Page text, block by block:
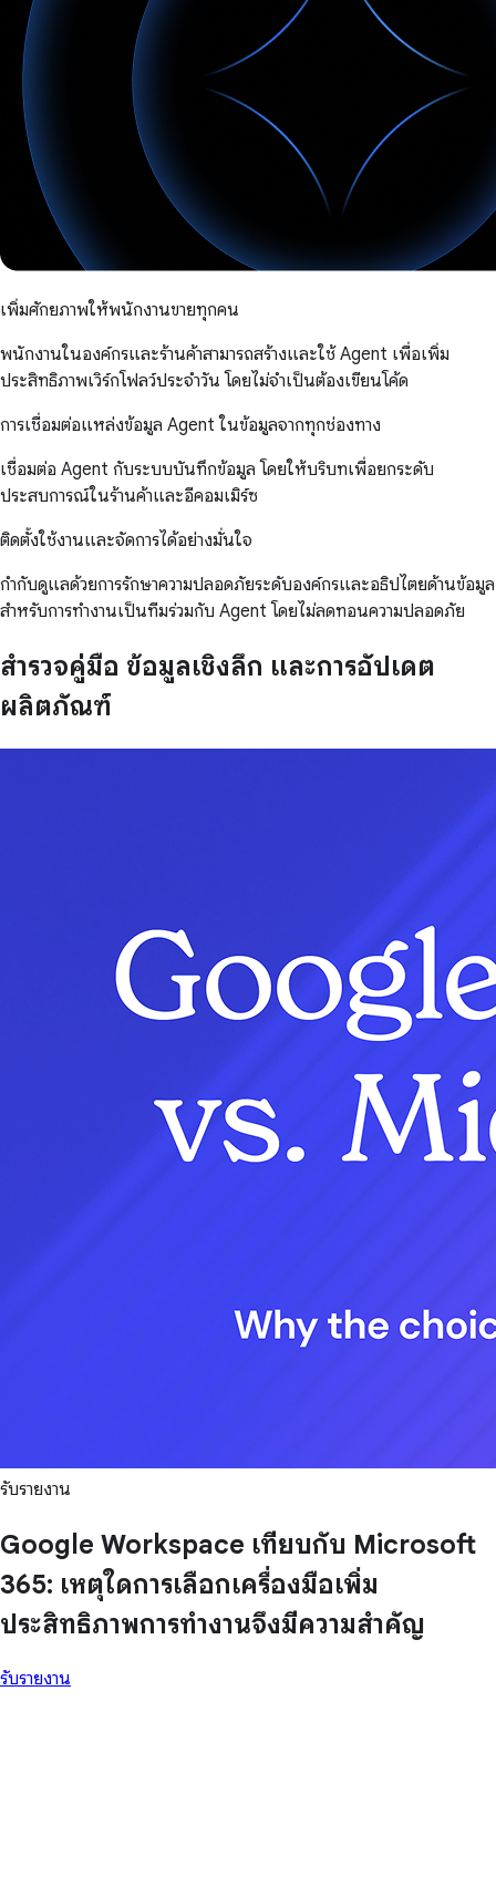
เพิ่มศักยภาพให้พนักงานขายทุกคน
พนักงานในองค์กรและร้านค้าสามารถสร้างและใช้ Agent เพื่อเพิ่ม
ประสิทธิภาพเวิร์กโฟลว์ประจำวัน โดยไม่จำเป็นต้องเขียนโค้ด
การเชื่อมต่อแหล่งข้อมูล Agent ในข้อมูลจากทุกช่องทาง
เชื่อมต่อ Agent กับระบบบันทึกข้อมูล โดยให้บริบทเพื่อยกระดับ
ประสบการณ์ในร้านค้าและอีคอมเมิร์ซ
ติดตั้งใช้งานและจัดการได้อย่างมั่นใจ
กำกับดูแลด้วยการรักษาความปลอดภัยระดับองค์กรและอธิปไตยด้านข้อมูล
สำหรับการทำงานเป็นทีมร่วมกับ Agent โดยไม่ลดทอนความปลอดภัย
สำรวจคู่มือ ข้อมูลเชิงลึก และการอัปเดต
ผลิตภัณฑ์
รับรายงาน
Google Workspace เทียบกับ Microsoft
365: เหตุใดการเลือกเครื่องมือเพิ่ม
ประสิทธิภาพการทำงานจึงมีความสำคัญ
รับรายงาน